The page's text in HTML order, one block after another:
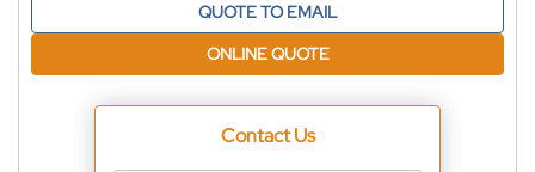
QUOTE TO EMAIL
ONLINE QUOTE
Contact Us